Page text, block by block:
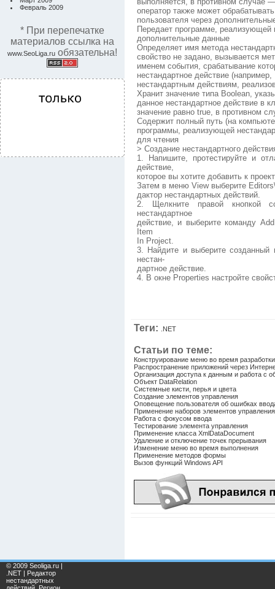
Февраль 2009
* При перепечатке
материалов ссылка на
www.SeoLiga.ru обязательна!
оператор также может
пользователя через
Передает программе, реализующей
дополнительные данные
Определяет имя метода
свойство не задано, вызывается
именем события, срабатывание
нестандартное действие
нестандартным действиям,
Хранит значение типа Boolean,
данное нестандартное действие в
значение равно true, в противном
Содержит полный путь (на
программы, реализующей
для чтения
> Создание нестандартного
1. Напишите, протестируйте и
действие,
которое вы хотите добавить к
Затем в меню View выберите
дактор нестандартных действий.
2. Щелкните правой кнопкой
нестандартное
действие, и выберите команду
Item
In Project.
3. Найдите и выберите
нестан-
дартное действие.
4. В окне Properties настройте
Теги: .NET
Статьи по теме:
Конструирование меню во время разработки
Распространение приложений через
Организация доступа к данным и работа с
Объект DataRelation
Системные кисти, перья и цвета
Создание элементов управления
Оповещение пользователя об ошибках
Применение наборов элементов управления
Работа с фокусом ввода
Тестирование элемента управления
Применение класса XmlDataDocument
Удаление и отключение точек прерывания
Изменение меню во время выполнения
Применение методов формы
Вызов функций Windows API
© 2009 Seoliga.ru |
.NET | Редактор
нестандартных